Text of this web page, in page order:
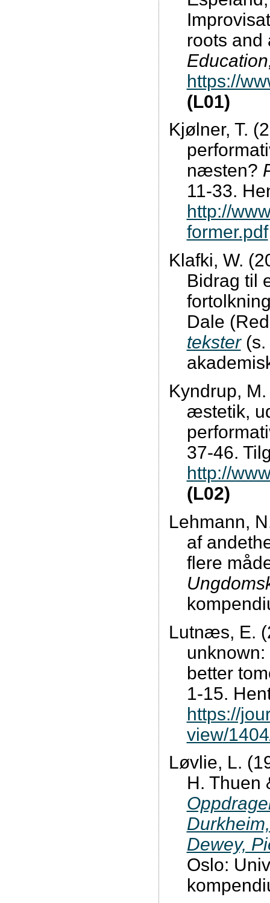
roots
https://
(L01)
Kjølner, T.
næsten?
11-33.
http://
former.pdf
Klafki, W.
Bidrag til
Dale
tekster(s.
Kyndrup,
æstetik,
37-46.
http://
(L02)
Lehmann,
af
flere
Lutnæs, E.
better
1-15.
https://
view/
Løvlie, L.
H. Thuen
Dewey,
Oslo: